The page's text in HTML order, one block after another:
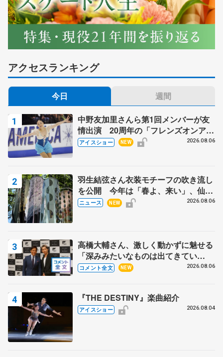
アクセスランキング
今日 週間
中野友加里さんら第1回メンバーが友
情出演 20周年の「フレンズオンアイ
ス」 宮本賢二さん、有川梨絵さん、
アイスショー NEW 2026.08.06
羽生結弦さん衣装モチーフの吹き流し
を公開 今年は「春よ、来い」、仙台
の瑞鳳殿
ニュース NEW 2026.08.06
高橋大輔さん、激しく動かずに魅せる
「深みみたいなものは出てきてい
る？」 〝兄さん〟と慕うレジェンド
コメント全文 NEW 2026.08.06
『THE DESTINY』楽曲紹介
アイスショー 2026.08.04